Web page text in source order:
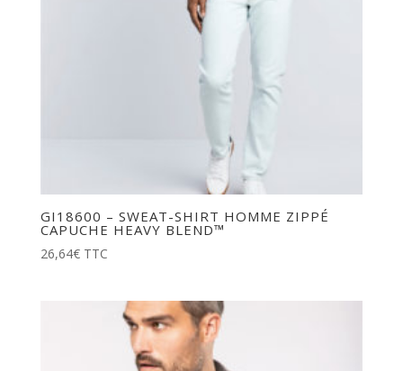
GI18600 – SWEAT-SHIRT HOMME ZIPPÉ
CAPUCHE HEAVY BLEND™
26,64€ TTC